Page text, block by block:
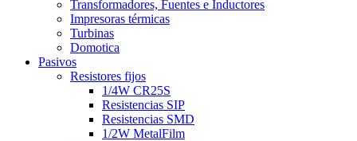
Transformadores, Fuentes e Inductores
Impresoras térmicas
Turbinas
Domotica
Pasivos
Resistores fijos
1/4W CR25S
Resistencias SIP
Resistencias SMD
1/2W MetalFilm